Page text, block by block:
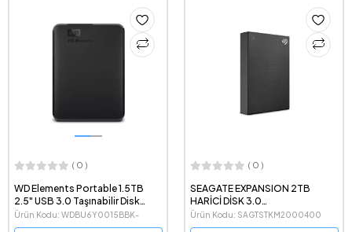
( 0 )
WD Elements Portable 1.5TB
2.5" USB 3.0 Taşınabilir Disk
WDBU6Y0015BBK-WESN
Ürün Kodu: WDBU6Y0015BBK-
WESN
( 0 )
SEAGATE EXPANSION 2TB
HARİCİ DİSK 3.0
(STKM2000400)
Ürün Kodu: SAGTSTKM2000400